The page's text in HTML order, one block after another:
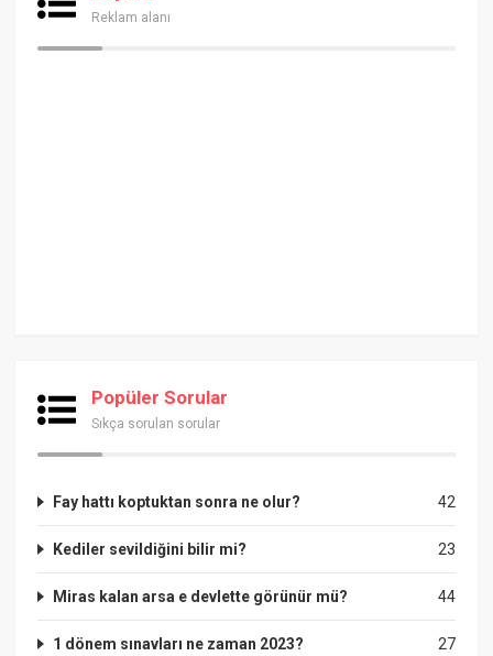
Reklam alanı
Popüler Sorular
Sıkça sorulan sorular
42
Fay hattı koptuktan sonra ne olur?
23
Kediler sevildiğini bilir mi?
44
Miras kalan arsa e devlette görünür mü?
27
1 dönem sınavları ne zaman 2023?